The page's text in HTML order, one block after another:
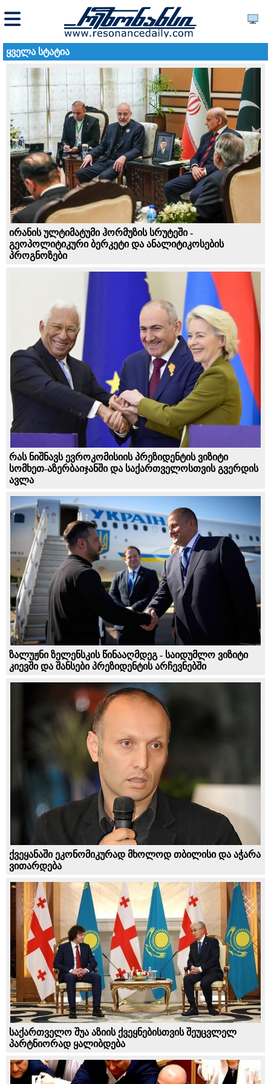
ყველა სტატია
ირანის ულტიმატუმი ჰორმუზის სრუტეში -
გეოპოლიტიკური ბერკეტი და ანალიტიკოსების
პროგნოზები
რას ნიშნავს ევროკომისიის პრეზიდენტის ვიზიტი
სომხეთ-აზერბაიჯანში და საქართველოსთვის გვერდის
ავლა
ზალუჟნი ზელენსკის წინააღმდეგ - საიდუმლო ვიზიტი
კიევში და შანსები პრეზიდენტის არჩევნებში
ქვეყანაში ეკონომიკურად მხოლოდ თბილისი და აჭარა
ვითარდება
საქართველო შუა აზიის ქვეყნებისთვის შეუცვლელ
პარტნიორად ყალიბდება